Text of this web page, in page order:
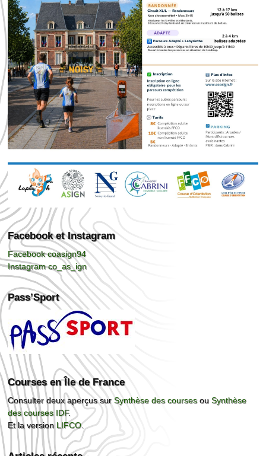
Facebook et Instagram
Facebook coasign94
Instagram co_as_ign
Pass’Sport
Courses en Île de France
Consulter deux aperçus surSynthèse des coursesouSynthèse
des courses IDF.
Et la version LIFCO.